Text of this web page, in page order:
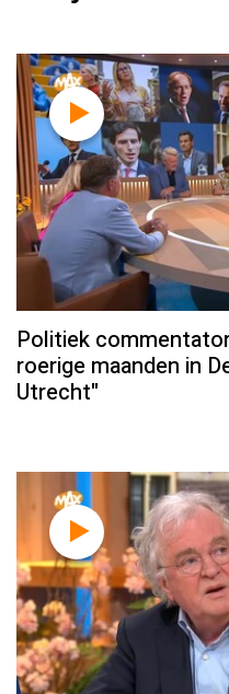
Politiek
roerige maanden in
Utrecht"